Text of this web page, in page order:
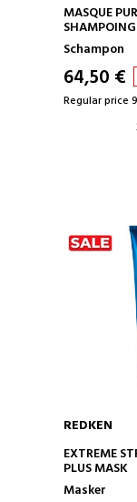
MASQUE
SHAMPOING
Schampon
64,50 €
Regular price
REDKEN
EXTREME
PLUS MASK
Masker